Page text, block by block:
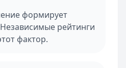
формирует
рейтинги
фактор.